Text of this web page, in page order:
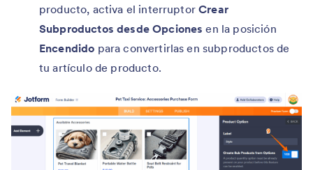
producto, activa el interruptorCrear
Subproductos desde Opciones en la posición
Encendido para convertirlas en subproductos de
tu artículo de producto.